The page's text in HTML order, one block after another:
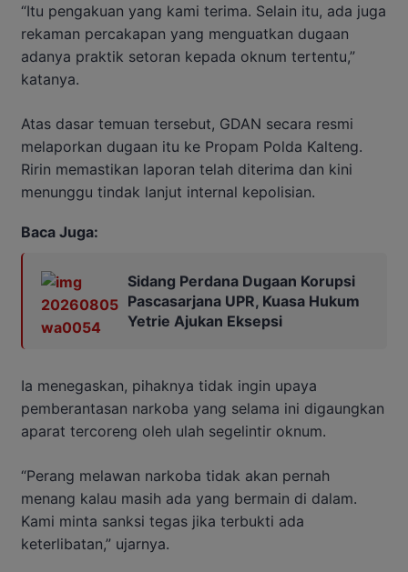
“Itu pengakuan yang kami terima. Selain itu, ada juga
rekaman percakapan yang menguatkan dugaan
adanya praktik setoran kepada oknum tertentu,”
katanya.
Atas dasar temuan tersebut, GDAN secara resmi
melaporkan dugaan itu ke Propam Polda Kalteng.
Ririn memastikan laporan telah diterima dan kini
menunggu tindak lanjut internal kepolisian.
Baca Juga:
Sidang Perdana Dugaan Korupsi
Pascasarjana UPR, Kuasa Hukum
Yetrie Ajukan Eksepsi
Ia menegaskan, pihaknya tidak ingin upaya
pemberantasan narkoba yang selama ini digaungkan
aparat tercoreng oleh ulah segelintir oknum.
“Perang melawan narkoba tidak akan pernah
menang kalau masih ada yang bermain di dalam.
Kami minta sanksi tegas jika terbukti ada
keterlibatan,” ujarnya.